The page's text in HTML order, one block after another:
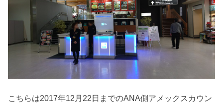
こちらは2017年12月22日までのANA側アメックスカウン